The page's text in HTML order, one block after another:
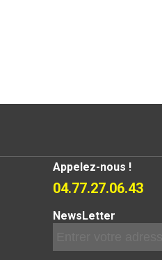
Appelez-nous !
04.77.27.06.43
NewsLetter